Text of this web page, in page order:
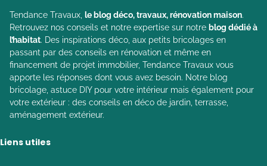
Tendance Travaux, le blog déco, travaux, rénovation maison.
Retrouvez nos conseils et notre expertise sur notre blog dédié à
l’habitat. Des inspirations déco, aux petits bricolages en
passant par des conseils en rénovation et même en
financement de projet immobilier, Tendance Travaux vous
apporte les réponses dont vous avez besoin. Notre blog
bricolage, astuce DIY pour votre intérieur mais également pour
votre extérieur : des conseils en déco de jardin, terrasse,
aménagement extérieur.
Liens utiles